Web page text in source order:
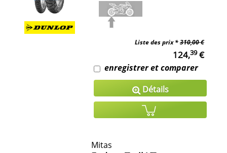
Liste des prix *310,00 €
124,39€
enregistrer et comparer
Détails
Mitas